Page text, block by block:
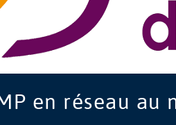
en réseau